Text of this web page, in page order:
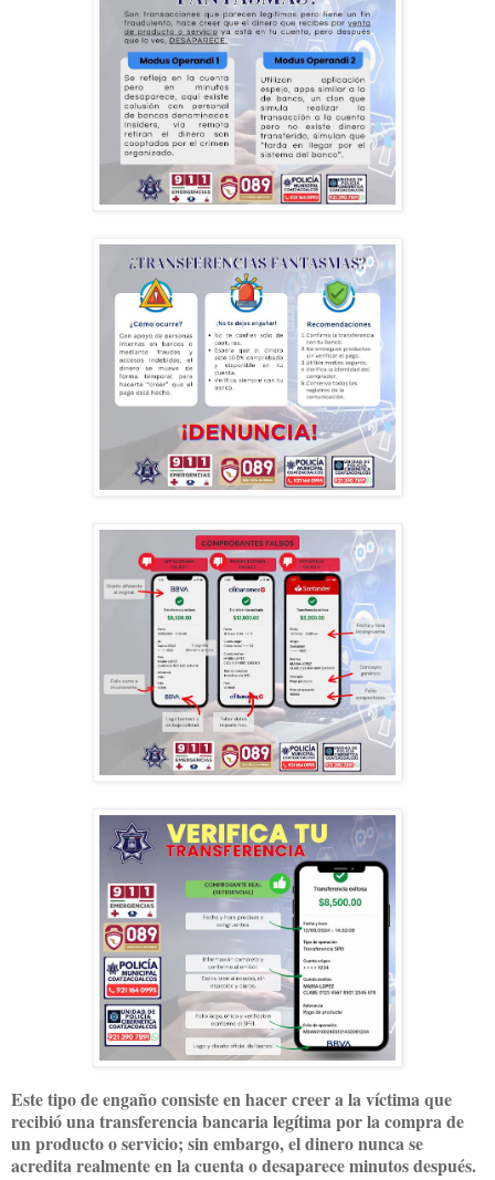
Este tipo de engaño consiste en hacer creer a la víctima que
recibió una transferencia bancaria legítima por la compra de
un producto o servicio; sin embargo, el dinero nunca se
acredita realmente en la cuenta o desaparece minutos después.